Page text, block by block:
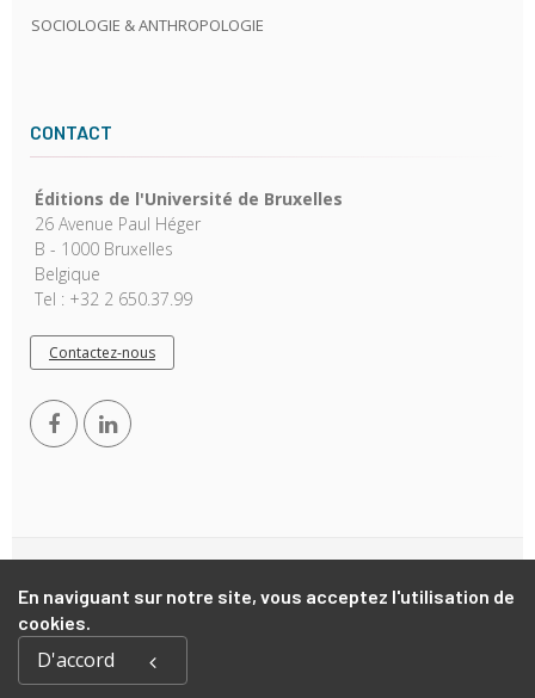
En naviguant sur notre site, vous acceptez l'utilisation de
cookies.
D'accord
SOCIOLOGIE & ANTHROPOLOGIE
CONTACT
Éditions de l'Université de Bruxelles
26 Avenue Paul Héger
B - 1000 Bruxelles
Belgique
Tel : +32 2 650.37.99
Contactez-nous
Reserved